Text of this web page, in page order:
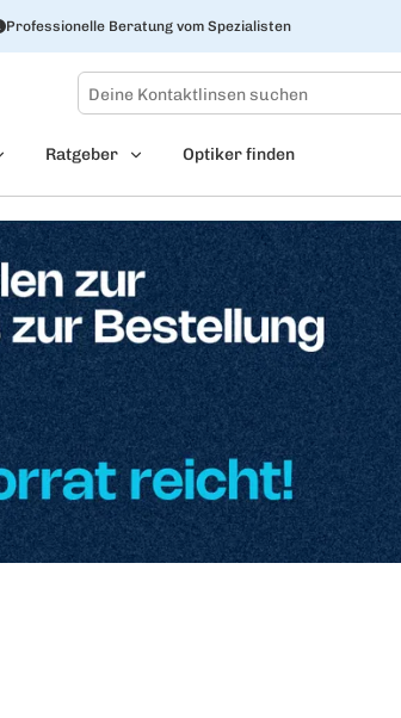
Professionelle Beratung vom Spezialisten
Ratgeber Optiker finden